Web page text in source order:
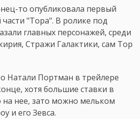
то опубликовала первый
"Тора". В ролике под
главных персонажей, среди
Стражи Галактики, сам Тор
Натали Портман в трейлере
хотя большие ставки в
нее, зато можно мельком
и его Зевса.